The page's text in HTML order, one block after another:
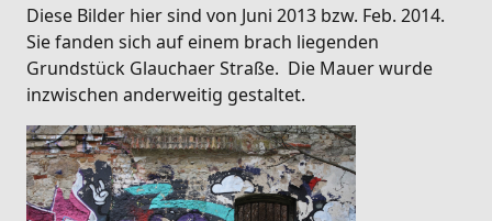
Diese Bilder hier sind von Juni 2013 bzw. Feb. 2014.
Sie fanden sich auf einem brach liegenden
Grundstück Glauchaer Straße. Die Mauer wurde
inzwischen anderweitig gestaltet.